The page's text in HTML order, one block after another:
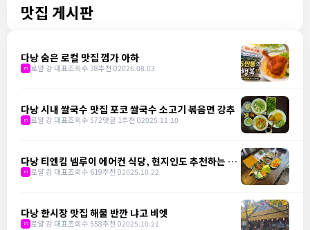
맛집 게시판
다낭 숨은 로컬 맛집 껌가 아하
m 로얄 강 대표조회수 38추천 02026.08.03
다낭 시내 쌀국수 맛집 포코 쌀국수 소고기 볶음면 강추
m 로얄 강 대표조회수 572댓글 1추천 02025.11.10
다낭 티엔킴 넴루이 에어컨 식당, 현지인도 추천하는 맛
집
m 로얄 강 대표조회수 619추천 02025.10.22
다낭 한시장 맛집 해물 반깐 냐고 비엣
m 로얄 강 대표조회수 558추천 02025.10.21